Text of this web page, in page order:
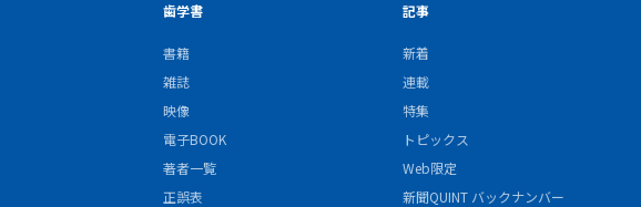
歯学書
書籍
雑誌
映像
電子BOOK
著者一覧
正誤表
記事
新着
連載
特集
トピックス
Web限定
新聞QUINT バックナンバー